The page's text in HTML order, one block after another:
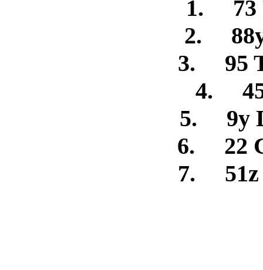
1. 73
2. 88y
3. 95
4.
5. 9y
6. 22
7. 51z